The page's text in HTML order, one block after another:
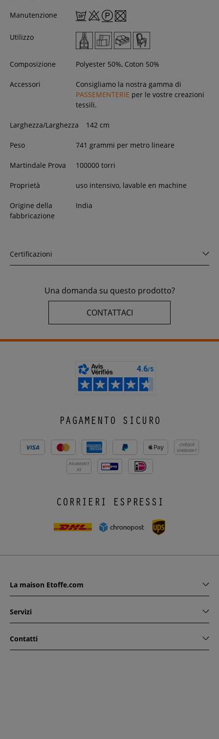
Manutenzione
Utilizzo
Composizione Polyester 50%, Coton 50%
Accessori
Consigliamo la nostra gamma di
PASSEMENTERIE per le vostre creazioni
tessili.
Larghezza/Larghezza 142 cm
Peso 741 grammi per metro lineare
Martindale Prova 100000 torri
Proprietà uso intensivo, lavable en machine
Origine della
fabbricazione
India
Certificazioni
Una domanda su questo prodotto?
CONTATTACI
PAGAMENTO SICURO
CHÈQUE
VIREMENT
PAIEMENT
X3
CORRIERI ESPRESSI
La maison Etoffe.com
Servizi
Contatti